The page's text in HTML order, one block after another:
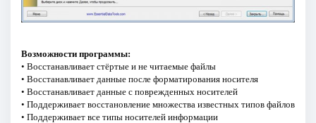
Возможности программы:
• Восстанавливает стёртые и не читаемые файлы
• Восстанавливает данные после форматирования носителя
• Восстанавливает данные с поврежденных носителей
• Поддерживает восстановление множества известных типов файлов
• Поддерживает все типы носителей информации